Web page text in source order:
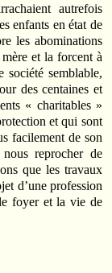
autrefois
enfants en état de
les abominations
et la forcent à
société semblable,
des centaines et
« charitables »
et qui sont
facilement de son
reprocher de
que les travaux
d’une profession
foyer et la vie de